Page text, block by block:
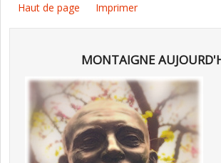
Haut de page Imprimer
MONTAIGNE